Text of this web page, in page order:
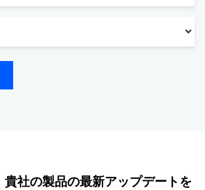
社の製品の最新アップデートを